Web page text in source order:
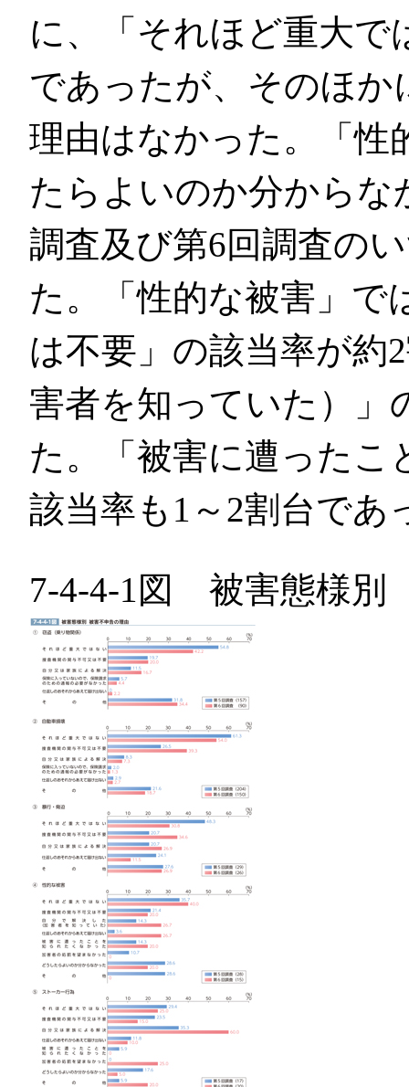
に、「それほど重大で
であったが、そのほか
理由はなかった。「性
たらよいのか分からな
調査及び第6回調査の
た。「性的な被害」で
は不要」の該当率が約
害者を知っていた）」
た。「被害に遭ったこ
該当率も1～2割台であ
7-4-4-1図 被害態様別